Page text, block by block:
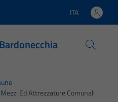
Lingua attiva:
ITA
Ed Attrezzature Comunali